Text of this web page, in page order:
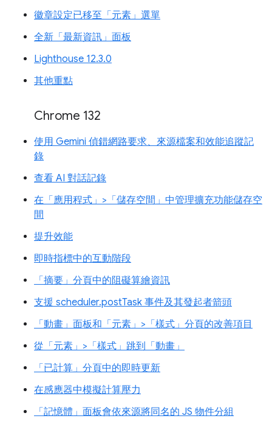
徽章設定已移至「元素」選單
全新「最新資訊」面板
Lighthouse 12.3.0
其他重點
Chrome 132
使用 Gemini 偵錯網路要求、來源檔案和效能追蹤記
錄
查看 AI 對話記錄
在「應用程式」>「儲存空間」中管理擴充功能儲存空
間
提升效能
即時指標中的互動階段
「摘要」分頁中的阻礙算繪資訊
支援 scheduler.postTask 事件及其發起者箭頭
「動畫」面板和「元素」>「樣式」分頁的改善項目
從「元素」>「樣式」跳到「動畫」
「已計算」分頁中的即時更新
在感應器中模擬計算壓力
「記憶體」面板會依來源將同名的 JS 物件分組